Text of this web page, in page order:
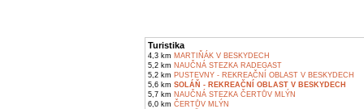
Turistika
4,3 km MARTIŇÁK V BESKYDECH
5,2 km NAUČNÁ STEZKA RADEGAST
5,2 km PUSTEVNY - REKREAČNÍ OBLAST V BESKYDECH
5,6 km SOLÁŇ - REKREAČNÍ OBLAST V BESKYDECH
5,7 km NAUČNÁ STEZKA ČERTŮV MLÝN
6,0 km ČERTŮV MLÝN